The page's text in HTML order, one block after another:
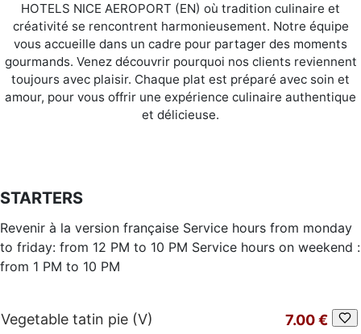
HOTELS NICE AEROPORT (EN) où tradition culinaire et
créativité se rencontrent harmonieusement. Notre équipe
vous accueille dans un cadre pour partager des moments
gourmands. Venez découvrir pourquoi nos clients reviennent
toujours avec plaisir. Chaque plat est préparé avec soin et
amour, pour vous offrir une expérience culinaire authentique
et délicieuse.
STARTERS
Revenir à la version française Service hours from monday
to friday: from 12 PM to 10 PM Service hours on weekend :
from 1 PM to 10 PM
Vegetable tatin pie (V) 7.00 €